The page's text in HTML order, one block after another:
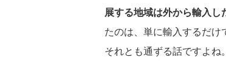
展する地域は外から輸入し
たのは、単に輸入するだけ
それとも通ずる話ですよね。